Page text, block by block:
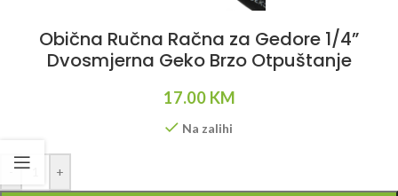
Obična Ručna Račna za Gedore 1/4”
Dvosmjerna Geko Brzo Otpuštanje
17.00 KM
Na zalihi
+